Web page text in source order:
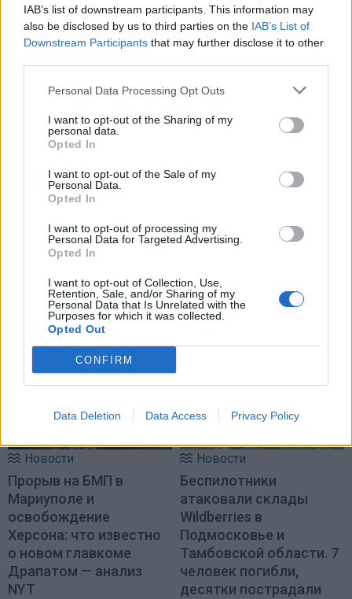
IAB’s list of downstream participants. This information may
also be disclosed by us to third parties on the IAB’s List of
Downstream Participants that may further disclose it to other
Personal Data Processing Opt Outs
I want to opt-out of the Sharing of my
personal data.
Opted In
I want to opt-out of the Sale of my
Personal Data.
Opted In
I want to opt-out of processing my
Personal Data for Targeted Advertising.
Opted In
I want to opt-out of Collection, Use,
Retention, Sale, and/or Sharing of my
Personal Data that Is Unrelated with the
Purposes for which it was collected.
Opted Out
CONFIRM
Data Deletion Data Access Privacy Policy
глубине веков и в наши
дни
на Празднике моря: мэр
Клайпеды Арвидас
вклад в организацию
Новости
Теперь без отпуска и
ресторанов? Как
экономят россияне
Новости
найден повешенным
директор VIP-
терминала
Новости
Прорыв на БМП в
Мариуполе и
освобождение
Херсона: что известно
о новом главкоме
Драпатом — анализ
NYT
Новости
Беспилотники
атаковали склады
Wildberries в
Подмосковье и
Тамбовской области. 7
человек погибли,
десятки пострадали